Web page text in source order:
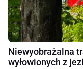
Niewyobrażalna
wyłowionych z